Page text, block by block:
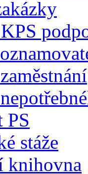
PS
stáže
knihovna